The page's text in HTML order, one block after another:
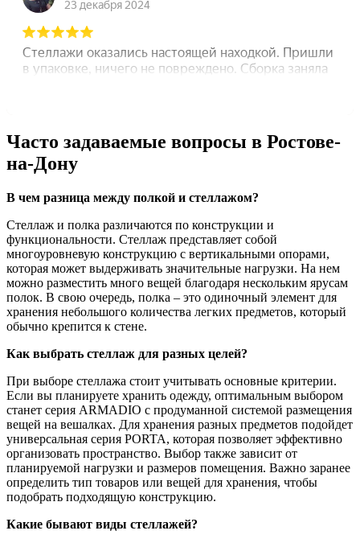
Часто задаваемые вопросы в Ростове-
на-Дону
В чем разница между полкой и стеллажом?
Стеллаж и полка различаются по конструкции и
функциональности. Стеллаж представляет собой
многоуровневую конструкцию с вертикальными опорами,
которая может выдерживать значительные нагрузки. На нем
можно разместить много вещей благодаря нескольким ярусам
полок. В свою очередь, полка – это одиночный элемент для
хранения небольшого количества легких предметов, который
обычно крепится к стене.
Как выбрать стеллаж для разных целей?
При выборе стеллажа стоит учитывать основные критерии.
Если вы планируете хранить одежду, оптимальным выбором
станет серия ARMADIO с продуманной системой размещения
вещей на вешалках. Для хранения разных предметов подойдет
универсальная серия PORTA, которая позволяет эффективно
организовать пространство. Выбор также зависит от
планируемой нагрузки и размеров помещения. Важно заранее
определить тип товаров или вещей для хранения, чтобы
подобрать подходящую конструкцию.
Какие бывают виды стеллажей?